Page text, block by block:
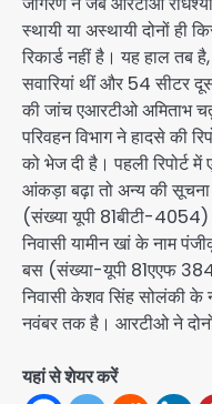
स्थायी या अस्थायी दोनों ही
रिकार्ड नहीं है। यह हाल
सवारियां थीं और 54 सीटर
की जांच एआरटीओ अमिताभ
परिवहन विभाग ने हादसे की
को भेज दी है। पहली रिपोर्ट
आंकड़ा बढ़ा तो अन्य की सूचना
(संख्या यूपी 81बीटी-4054)
निवासी यामीन खां के नाम
बस (संख्या-यूपी 81एएफ
निवासी केशव सिंह सोलंकी
नवंबर तक है। आरटीओ ने दोनों
यहां से शेयर करें